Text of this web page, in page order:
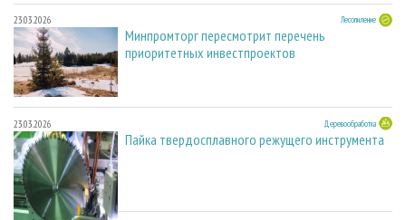
23.03.2026 Лесопиление
Минпромторг пересмотрит перечень
приоритетных инвестпроектов
23.03.2026 Деревообработка
Пайка твердосплавного режущего инструмента